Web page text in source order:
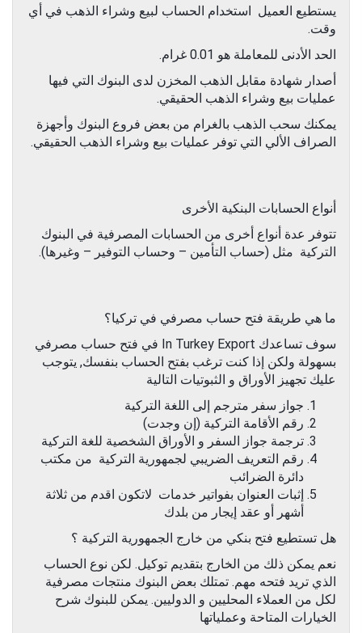
يستطيع العميل استخدام الحساب لبيع وشراء الذهب في أي
وقت.
الحد الأدنى للمعاملة هو 0.01 غرام.
أصدار شهادة مقابل الذهب المخزن لدى البنوك التي فيها
عمليات بيع وشراء الذهب الحقيقي.
يمكنك سحب الذهب بالغرام من بعض فروع البنوك وأجهزة
الصراف الألي التي توفر عمليات بيع وشراء الذهب الحقيقي.
أنواع الحسابات البنكية الأخرى
تتوفر عدة أنواع أخرى من الحسابات المصرفية في البنوك
التركية مثل (حساب التأمين – وحساب التوفير – وغيرها).
ما هي طريقة فتح حساب مصرفي في تركيا؟
سوف تساعدك In Turkey Export في فتح حساب مصرفي
بسهولة ولكن إذا كنت ترغب بفتح الحساب بنفسك, يتوجب
عليك تجهيز الأوراق و الثبوتيات التالية
جواز سفر مترجم إلى اللغة التركية
رقم الأقامة التركية (إن وجدت)
ترجمة جواز السفر و الأوراق الشخصية للغة التركية
رقم التعريف الضريبي لجمهورية التركية من مكتب
دائرة الضرائب
إثبات العنوان بفواتير خدمات لاتكون اقدم من ثلاثة
أشهر أو عقد إيجار من بلدك
هل تستطيع فتح بنكي من خارج الجمهورية التركية ؟
نعم يمكن ذلك من الخارج بتقديم توكيل. لكن نوع الحساب
الذي تريد فتحه مهم. تمتلك بعض البنوك منتجات مصرفية
لكل من العملاء المحليين و الدوليين. يمكن للبنوك شرح
الخيارات المتاحة وعملياتها